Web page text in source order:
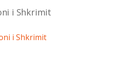
i Shkrimit
i Shkrimit